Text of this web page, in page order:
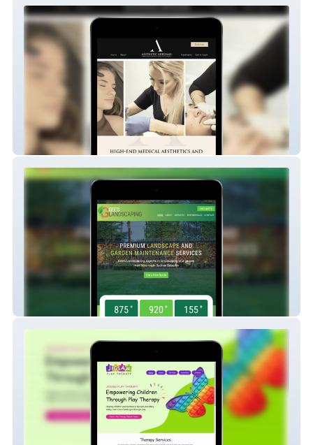
Aesthetic Artisans
Gees Landscaping